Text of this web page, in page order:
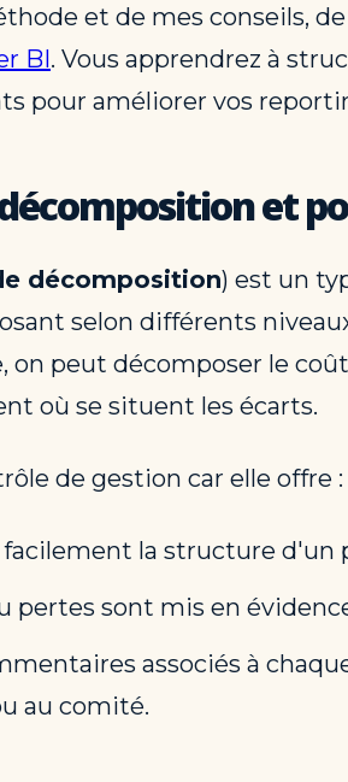
et de mes conseils,
BI. Vous apprendrez à
pour améliorer vos
et
décomposition) est un
selon différents
peut décomposer le
où se situent les écarts.
de gestion car elle offre :
facilement la structure d'un
pertes sont mis en
associés à
au comité.